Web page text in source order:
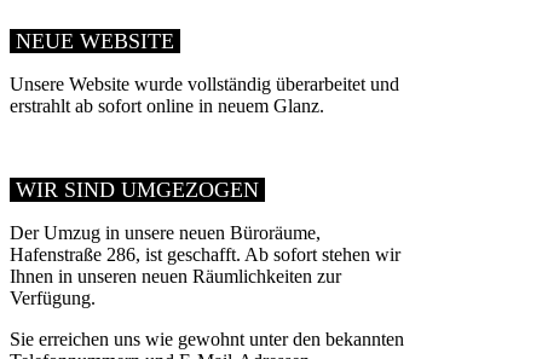
NEUE WEBSITE
Unsere Website wurde vollständig überarbeitet und
erstrahlt ab sofort online in neuem Glanz.
WIR SIND UMGEZOGEN
Der Umzug in unsere neuen Büroräume,
Hafenstraße 286, ist geschafft. Ab sofort stehen wir
Ihnen in unseren neuen Räumlichkeiten zur
Verfügung.
Sie erreichen uns wie gewohnt unter den bekannten